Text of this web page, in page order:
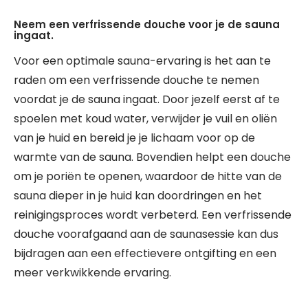
Neem een verfrissende douche voor je de sauna
ingaat.
Voor een optimale sauna-ervaring is het aan te
raden om een verfrissende douche te nemen
voordat je de sauna ingaat. Door jezelf eerst af te
spoelen met koud water, verwijder je vuil en oliën
van je huid en bereid je je lichaam voor op de
warmte van de sauna. Bovendien helpt een douche
om je poriën te openen, waardoor de hitte van de
sauna dieper in je huid kan doordringen en het
reinigingsproces wordt verbeterd. Een verfrissende
douche voorafgaand aan de saunasessie kan dus
bijdragen aan een effectievere ontgifting en een
meer verkwikkende ervaring.